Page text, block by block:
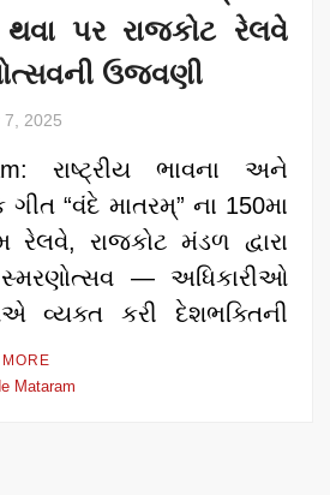
થવા પર રાજકોટ રેલવે
ઉજવણી
7, 2025
રાષ્ટ્રીય ભાવના અને
“વંદે માતરમ્” ના 150મા
રેલવે, રાજકોટ મંડળ દ્વારા
— અધિકારીઓ
વ્યક્ત કરી દેશભક્તિની
Mataram